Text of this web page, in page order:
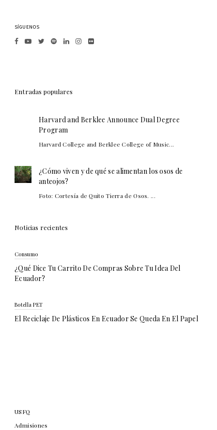
SÍGUENOS
Entradas populares
Harvard and Berklee Announce Dual Degree
Program
Harvard College and Berklee College of Music...
¿Cómo viven y de qué se alimentan los osos de
anteojos?
Foto: Cortesía de Quito Tierra de Osos. ...
Noticias recientes
Consumo
¿Qué Dice Tu Carrito De Compras Sobre Tu Idea Del
Ecuador?
Botella PET
El Reciclaje De Plásticos En Ecuador Se Queda En El Papel
USFQ
Admisiones